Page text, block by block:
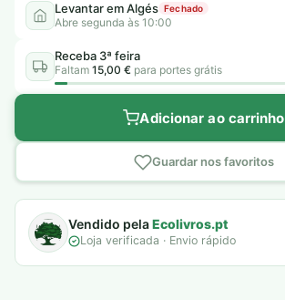
Levantar em Algés Fechado
Abre segunda às 10:00
Receba 3ª feira
Faltam 15,00 € para portes grátis
Adicionar ao carrinho
Guardar nos favoritos
Vendido pelaEcolivros.pt
Loja verificada · Envio rápido